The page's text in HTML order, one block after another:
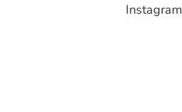
Instagram